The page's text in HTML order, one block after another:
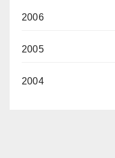
2006
2005
2004